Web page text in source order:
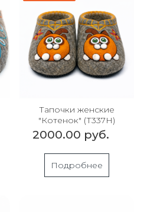
Тапочки женские
"Котенок" (Т337Н)
2000.00 руб.
Подробнее